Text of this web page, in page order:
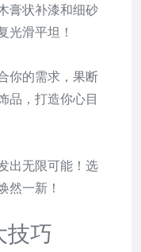
膏状补漆和细砂
光滑平坦！
你的需求，果断
品，打造你心目
出无限可能！选
然一新！
技巧